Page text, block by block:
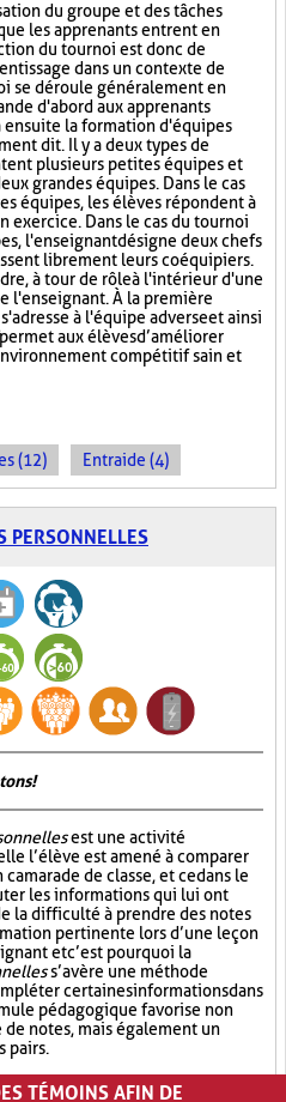
du groupe et des tâches
les apprenants entrent en
du tournoi est donc de
dans un contexte de
se déroule généralement en
d'abord aux apprenants
ensuite la formation d'équipes
dit. Il y a deux types de
plusieurs petites équipes et
grandes équipes. Dans le cas
équipes, les élèves répondent à
exercice. Dans le cas du tournoi
l'enseignant désigne deux chefs
librement leurs coéquipiers.
à tour de rôle à l'intérieur d'une
l'enseignant. À la première
à l'équipe adverse et ainsi
permet aux élèves d’améliorer
compétitif sain et
(12) Entraide (4)
PERSONNELLES
est une activité
l’élève est amené à comparer
de classe, et ce dans le
les informations qui lui ont
la difficulté à prendre des notes
pertinente lors d’une leçon
et c’est pourquoi la
s’avère une méthode
certaines informations dans
pédagogique favorise non
notes, mais également un
pairs.
Analyse critique (12)
TÉMOINS AFIN DE